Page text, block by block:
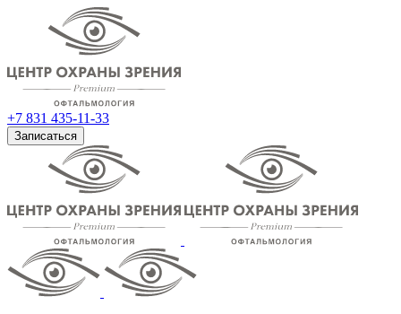
+7 831 435-11-33
Записаться